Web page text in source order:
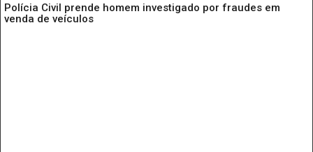
Polícia Civil prende homem investigado por fraudes em
venda de veículos